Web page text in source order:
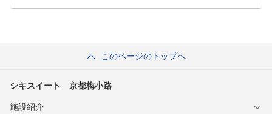
このページのトップへ
シキスイート 京都梅小路
施設紹介